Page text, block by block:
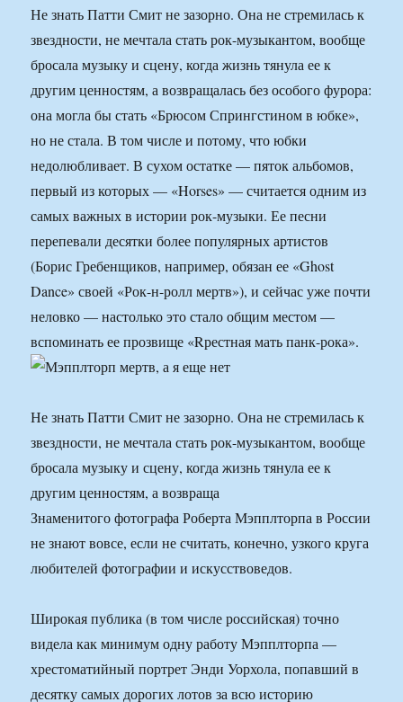
Не знать Патти Смит не зазорно. Она не стремилась к
звездности, не мечтала стать рок-музыкантом, вообще
бросала музыку и сцену, когда жизнь тянула ее к
другим ценностям, а возвращалась без особого фурора:
она могла бы стать «Брюсом Спрингстином в юбке»,
но не стала. В том числе и потому, что юбки
недолюбливает. В сухом остатке — пяток альбомов,
первый из которых — «Horses» — считается одним из
самых важных в истории рок-музыки. Ее песни
перепевали десятки более популярных артистов
(Борис Гребенщиков, например, обязан ее «Ghost
Dance» своей «Рок-н-ролл мертв»), и сейчас уже почти
неловко — настолько это стало общим местом —
вспоминать ее прозвище «Rрестная мать панк-рока».
Не знать Патти Смит не зазорно. Она не стремилась к
звездности, не мечтала стать рок-музыкантом, вообще
бросала музыку и сцену, когда жизнь тянула ее к
другим ценностям, а возвраща
Знаменитого фотографа Роберта Мэпплторпа в России
не знают вовсе, если не считать, конечно, узкого круга
любителей фотографии и искусствоведов.
Широкая публика (в том числе российская) точно
видела как минимум одну работу Мэпплторпа —
хрестоматийный портрет Энди Уорхола, попавший в
десятку самых дорогих лотов за всю историю